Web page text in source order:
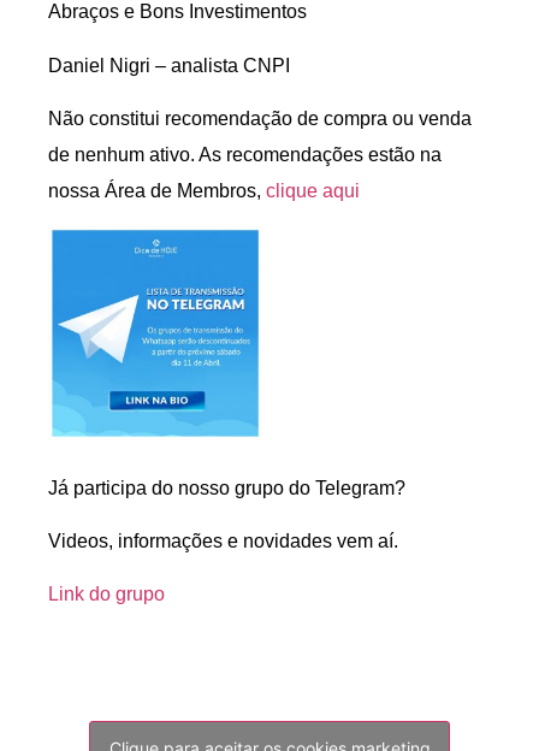
Abraços e Bons Investimentos
Daniel Nigri – analista CNPI
Não constitui recomendação de compra ou venda
de nenhum ativo. As recomendações estão na
nossa Área de Membros, clique aqui
Já participa do nosso grupo do Telegram?
Videos, informações e novidades vem aí.
Link do grupo